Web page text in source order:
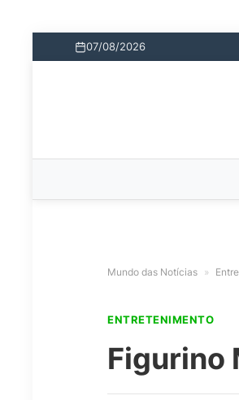
07/08/2026
Mundo das Notícias »
ENTRETENIMENTO
Figurino